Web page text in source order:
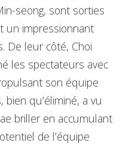
seong, sont sorties
un impressionnant
De leur côté, Choi
les spectateurs avec
son équipe
bien qu’éliminé, a vu
briller en accumulant
de l’équipe